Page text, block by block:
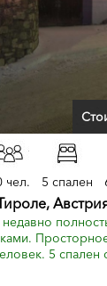
чел. 5 спален
5 спален